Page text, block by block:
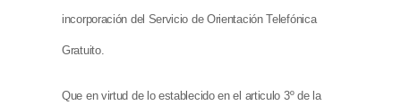
incorporación del Servicio de Orientación Telefónica
Gratuito.
Que en virtud de lo establecido en el articulo 3º de la